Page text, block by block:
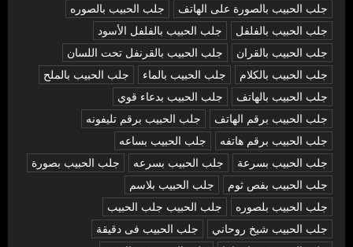
جلب الحبيب بالصورة على الهاتف
جلب الحبيب بالصوره
جلب الحبيب بالفلفل
جلب الحبيب بالفلفل الأسود
جلب الحبيب بالقران
جلب الحبيب بالقرنفل تحت اللسان
جلب الحبيب بالكلام
جلب الحبيب بالماء
جلب الحبيب بالملح
جلب الحبيب بالهاتف
جلب الحبيب بدعاء قوي
جلب الحبيب برقم الهاتف
جلب الحبيب برقم تليفونه
جلب الحبيب برقم هاتفه
جلب الحبيب بساعه
جلب الحبيب بسرعة
جلب الحبيب بسرعه
جلب الحبيب بصورة
جلب الحبيب بفص ثوم
جلب الحبيب بلاسم
جلب الحبيب بلصوره
جلب الحبيب جلب الحبيب
جلب الحبيب شيخ روحاني
جلب الحبيب فى دقيقة